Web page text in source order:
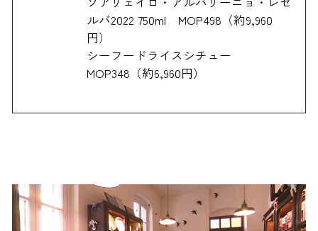
ルバ2022 750ml MOP498（約9,960
円）
シーフードライスシチュー
MOP348（約6,960円）